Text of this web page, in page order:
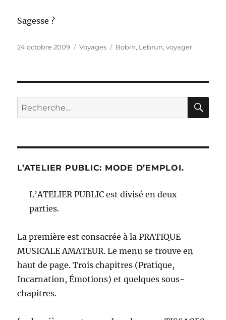
Sagesse ?
Publié
24 octobre 2009 Catégories
Voyages Étiquettes
Bobin, Lebrun,voyager
Recherche
pour :
L’ATELIER PUBLIC: MODE D’EMPLOI.
L’ATELIER PUBLIC est divisé en deux
parties.
La première est consacrée à la PRATIQUE
MUSICALE AMATEUR. Le menu se trouve en
haut de page. Trois chapitres (Pratique,
Incarnation, Émotions) et quelques sous-
chapitres.